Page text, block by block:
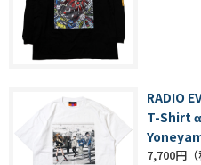
RADIO
T-Shirt
7,700円